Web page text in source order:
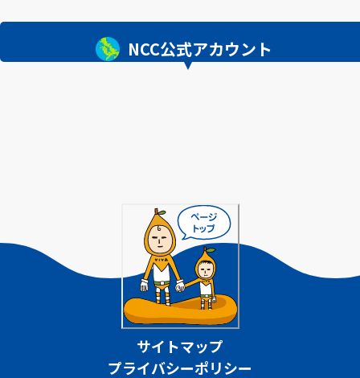
NCC公式アカウント
サイトマップ
プライバシーポリシー